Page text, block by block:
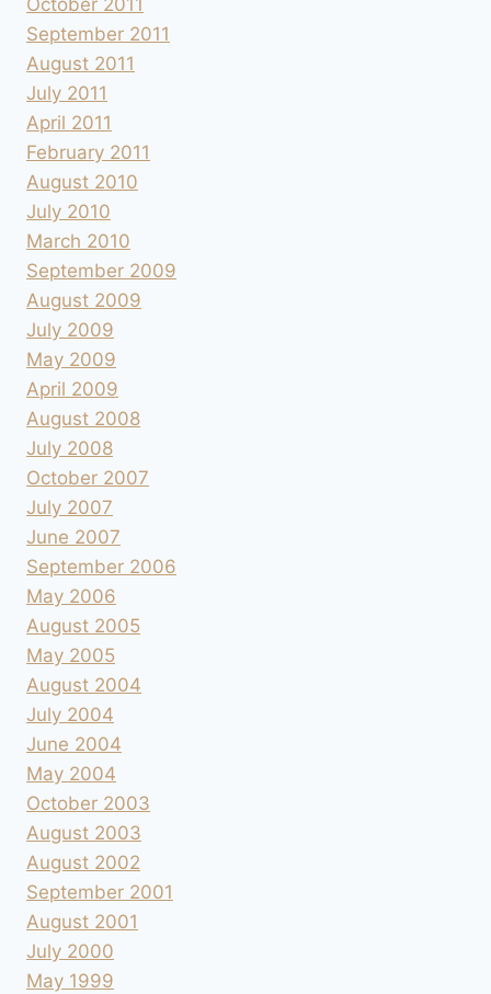
September 2011
August 2011
July 2011
April 2011
February 2011
August 2010
July 2010
March 2010
September 2009
August 2009
July 2009
May 2009
April 2009
August 2008
July 2008
October 2007
July 2007
June 2007
September 2006
May 2006
August 2005
May 2005
August 2004
July 2004
June 2004
May 2004
October 2003
August 2003
August 2002
September 2001
August 2001
July 2000
May 1999